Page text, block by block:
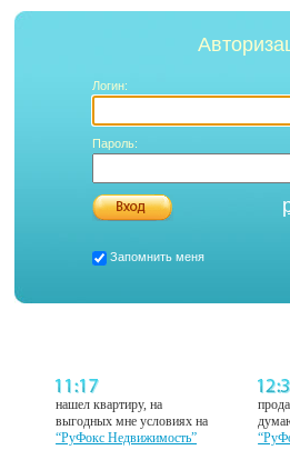
Логин:
Пароль:
Запомнить меня
нашел квартиру, на
выгодных мне условиях на
“РуФокс Недвижимость”